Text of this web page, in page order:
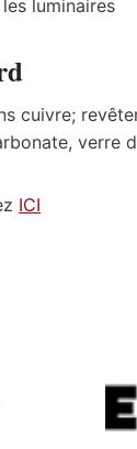
luminaires
cuivre;
verre
ICI